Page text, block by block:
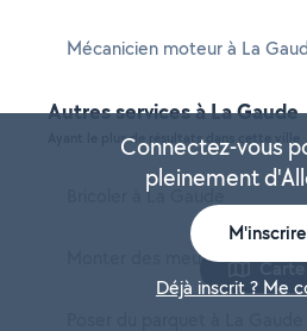
Mécanicien moteur à La
Autres services à La Gaude
Ayant le plus de résultats dans cette ville
Bricoler à La Gaude
Monter des meubles à LaCarte
Connectez-vous
pleinement
M'inscrire
Déjà inscrit ? Me